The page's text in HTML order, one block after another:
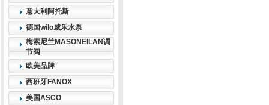
意大利阿托斯
德国wilo威乐水泵
梅索尼兰MASONEILAN调
节阀
欧美品牌
西班牙FANOX
美国ASCO